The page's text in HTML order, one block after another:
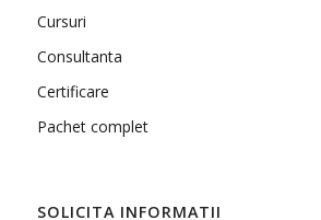
Cursuri
Consultanta
Certificare
Pachet complet
SOLICITA INFORMATII